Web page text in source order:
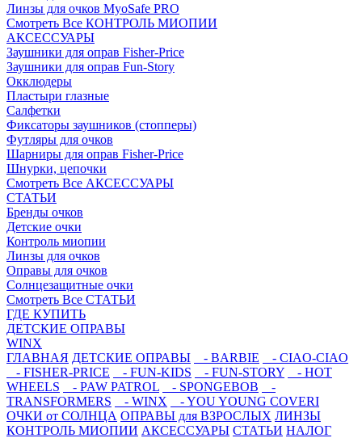
Линзы для очков MyoSafe PRO
Смотреть Все КОНТРОЛЬ МИОПИИ
АКСЕССУАРЫ
Заушники для оправ Fisher-Price
Заушники для оправ Fun-Story
Окклюдеры
Пластыри глазные
Салфетки
Фиксаторы заушников (стопперы)
Футляры для очков
Шарниры для оправ Fisher-Price
Шнурки, цепочки
Смотреть Все АКСЕССУАРЫ
СТАТЬИ
Бренды очков
Детские очки
Контроль миопии
Линзы для очков
Оправы для очков
Солнцезащитные очки
Смотреть Все СТАТЬИ
ГДЕ КУПИТЬ
ДЕТСКИЕ ОПРАВЫ
WINX
ГЛАВНАЯ ДЕТСКИЕ ОПРАВЫ - BARBIE
- CIAO-CIAO
- FISHER-PRICE
- FUN-KIDS - FUN-STORY
- HOT
WHEELS
- PAW PATROL - SPONGEBOB
-
TRANSFORMERS
- WINX
- YOU YOUNG COVERI
ОЧКИ от СОЛНЦА ОПРАВЫ для ВЗРОСЛЫХ ЛИНЗЫ
КОНТРОЛЬ МИОПИИ АКСЕССУАРЫ СТАТЬИ НАЛОГ